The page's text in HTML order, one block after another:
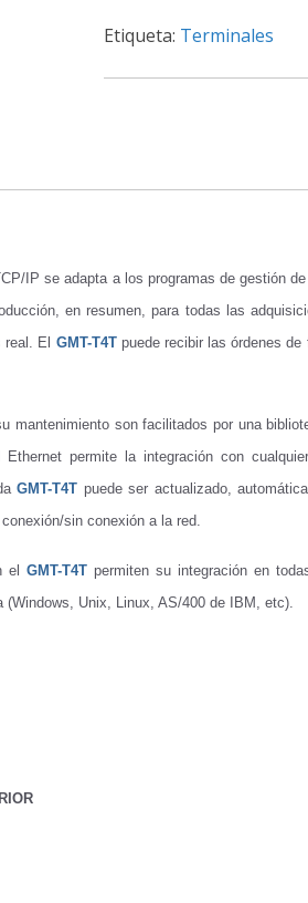
Etiqueta: Terminales
IP se adapta a los programas de gestión
en resumen, para todas las
El GMT-T4Tpuede recibir las órdenes de
mantenimiento son facilitados por una
permite la integración con
GMT-T4T puede ser actualizado,
sin conexión a la red.
elGMT-T4T permiten su integración en
Unix, Linux, AS/400 de IBM, etc).